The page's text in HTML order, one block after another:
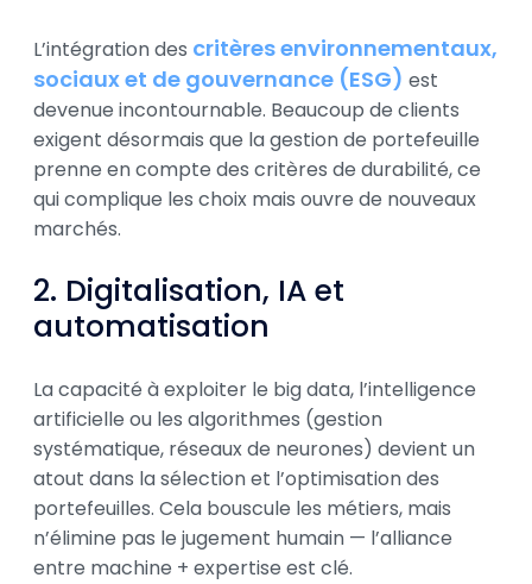
L’intégration des critères environnementaux,
sociaux et de gouvernance (ESG) est
devenue incontournable. Beaucoup de clients
exigent désormais que la gestion de portefeuille
prenne en compte des critères de durabilité, ce
qui complique les choix mais ouvre de nouveaux
marchés.
2. Digitalisation, IA et
automatisation
La capacité à exploiter le big data, l’intelligence
artificielle ou les algorithmes (gestion
systématique, réseaux de neurones) devient un
atout dans la sélection et l’optimisation des
portefeuilles. Cela bouscule les métiers, mais
n’élimine pas le jugement humain — l’alliance
entre machine + expertise est clé.